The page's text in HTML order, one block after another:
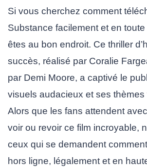
Si vous cherchez comment
Substance facilement et en
êtes au bon endroit. Ce thriller
succès, réalisé par Coralie
par Demi Moore, a captivé le
visuels audacieux et ses thèmes
Alors que les fans attendent
voir ou revoir ce film incroyable,
ceux qui se demandent
hors ligne, légalement et en